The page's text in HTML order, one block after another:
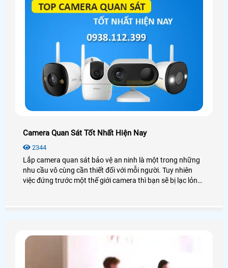
Camera Quan Sát Tốt Nhất Hiện Nay
2344
Lắp camera quan sát bảo vệ an ninh là một trong những
nhu cầu vô cùng cần thiết đối với mỗi người. Tuy nhiên
việc đứng trước một thế giới camera thì bạn sẽ bị lạc lỏng,